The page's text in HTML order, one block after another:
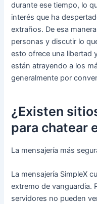
durante ese tiempo, lo
interés que ha
extraños. De esa
personas y discutir lo
esto ofrece una libertad
están atrayendo a los
generalmente por
¿Existen
para chatear
La mensajería más
La mensajería SimpleX
extremo de vanguardia.
servidores no pueden